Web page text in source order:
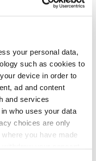
your personal data,
such as cookies to
device in order to
ad and content
and services
who uses your data
choices are only
you have made
LITHORA BEIGE
LITHORA GREY